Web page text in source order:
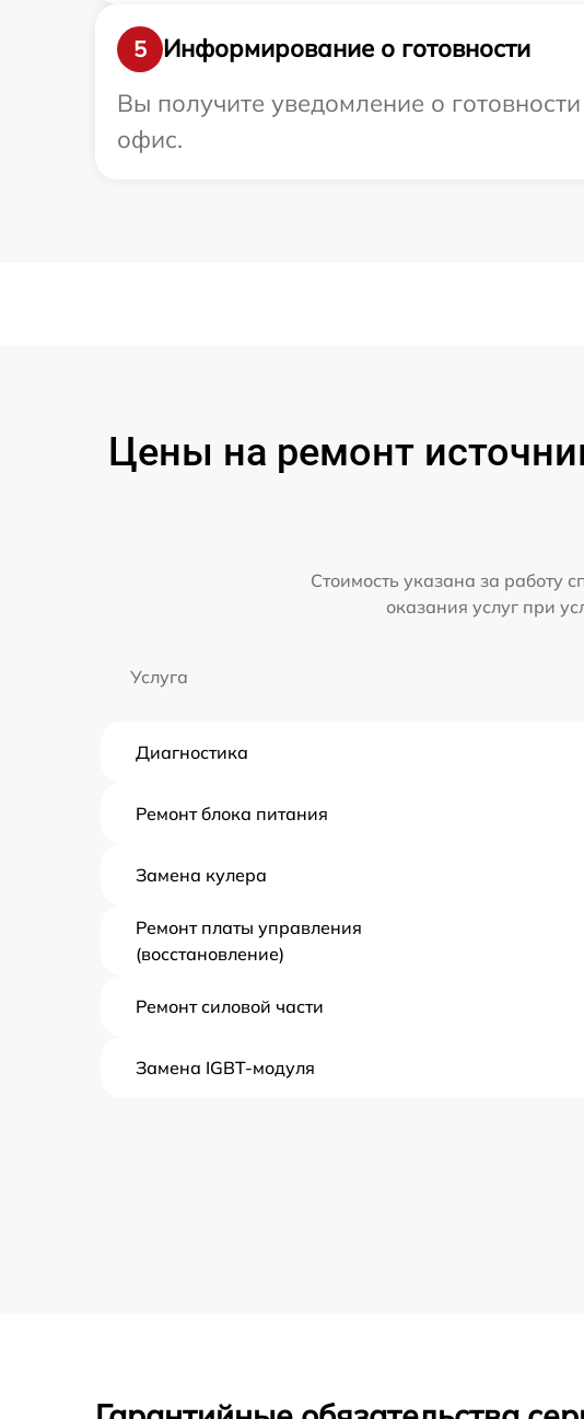
5
Информирование о готовности
Вы получите уведомление о
офис.
Цены на ремонт
Стоимость указана за работу
оказания услуг при
Услуга
Диагностика
Ремонт блока питания
Замена кулера
Ремонт платы управления
(восстановление)
Ремонт силовой части
Замена IGBT-модуля